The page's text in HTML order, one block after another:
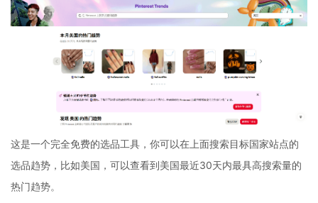
这是一个完全免费的选品工具，你可以在上面搜索目标国家站点的
选品趋势，比如美国，可以查看到美国最近30天内最具高搜索量的
热门趋势。